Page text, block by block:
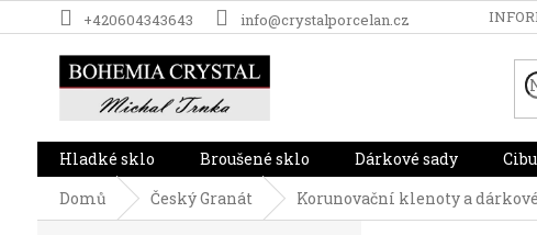
na
+420604343643 info@crystalporcelan.cz
Hladké sklo Broušené sklo Dárkové sady
Domů
Český Granát Korunovační klenoty a